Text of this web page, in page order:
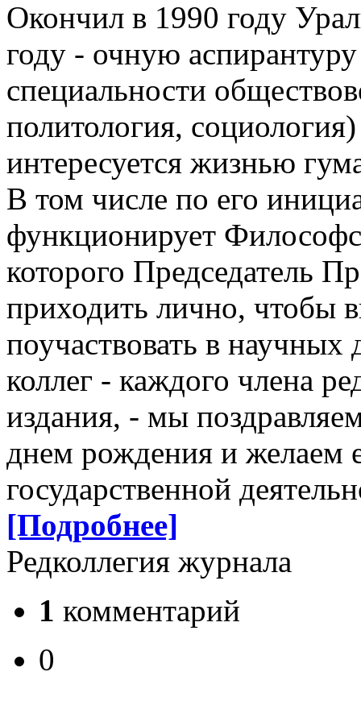
Окончил в 1990 году
году - очную
специальности
политология,
интересуется жизнью
В том числе по его
функционирует
которого Председатель
приходить лично, чтобы
поучаствовать в
коллег - каждого члена
издания, - мы
днем рождения и желаем
государственной
[Подробнее]
Редколлегия журнала
1 комментарий
0